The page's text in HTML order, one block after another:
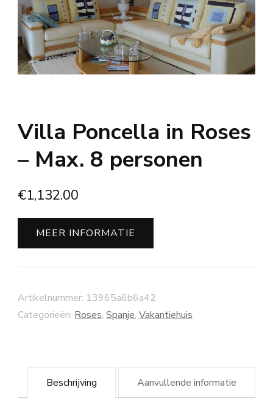
Villa Poncella in Roses
– Max. 8 personen
€1,132.00
MEER INFORMATIE
Artikelnummer: 13965a6b6a42
Categorieën: Roses, Spanje, Vakantiehuis
Beschrijving Aanvullende informatie